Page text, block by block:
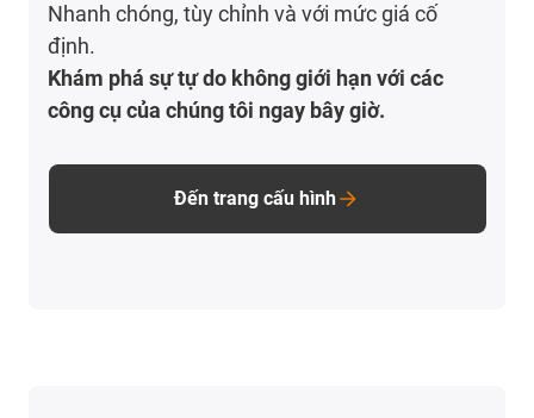
Nhanh chóng, tùy chỉnh và với mức giá cố
định.
Khám phá sự tự do không giới hạn với các
công cụ của chúng tôi ngay bây giờ.
Đến trang cấu hình